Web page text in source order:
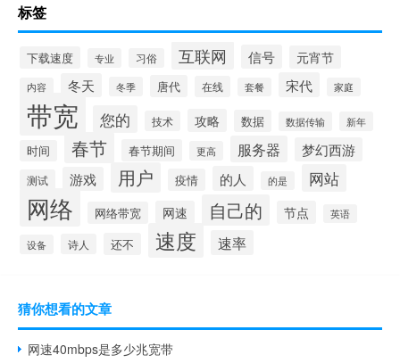
标签
下载速度 专业 习俗 互联网 信号 元宵节
内容 冬天 冬季 唐代 在线 套餐 宋代 家庭
带宽 您的 技术 攻略 数据 数据传输 新年
时间 春节 春节期间 更高 服务器 梦幻西游
测试 游戏 用户 疫情 的人 的是 网站
网络 网络带宽 网速 自己的 节点 英语
设备 诗人 还不 速度 速率
猜你想看的文章
网速40mbps是多少兆宽带